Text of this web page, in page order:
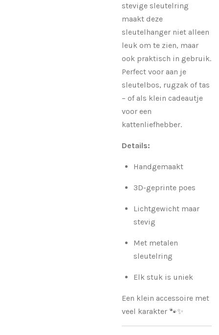
stevige sleutelring
maakt deze
sleutelhanger niet alleen
leuk om te zien, maar
ook praktisch in gebruik.
Perfect voor aan je
sleutelbos, rugzak of tas
– of als klein cadeautje
voor een
kattenliefhebber.
Details:
Handgemaakt
3D-geprinte poes
Lichtgewicht maar
stevig
Met metalen
sleutelring
Elk stuk is uniek
Een klein accessoire met
veel karakter 🐾✨